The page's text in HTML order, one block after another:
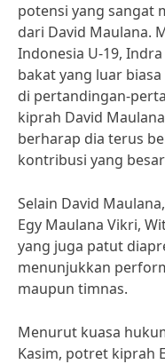
potensi yang sangat
dari David Maulana.
Indonesia U-19,
bakat yang luar
di pertandingan-
kiprah David
berharap dia terus
kontribusi yang
Selain David
Egy Maulana Vikri,
yang juga patut
menunjukkan
maupun timnas.
Menurut kuasa
Kasim, potret kiprah